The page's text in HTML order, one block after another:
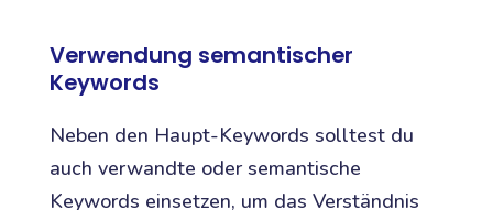
Verwendung semantischer
Keywords
Neben den Haupt-Keywords solltest du
auch verwandte oder semantische
Keywords einsetzen, um das Verständnis